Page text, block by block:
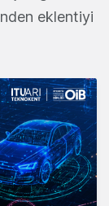
eklentiyi